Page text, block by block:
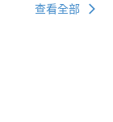
查看全部